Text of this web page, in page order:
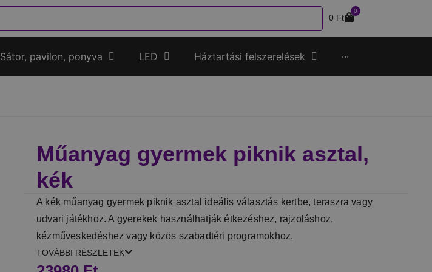
0 Ft
0
Sátor, pavilon, ponyva LED Háztartási felszerelések ···
Műanyag gyermek piknik asztal,
kék
A kék műanyag gyermek piknik asztal ideális választás kertbe, teraszra vagy
udvari játékhoz. A gyerekek használhatják étkezéshez, rajzoláshoz,
kézműveskedéshez vagy közös szabadtéri programokhoz.
TOVÁBBI RÉSZLETEK